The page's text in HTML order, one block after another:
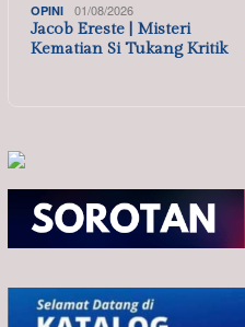
OPINI 01/08/2026
Jacob Ereste | Misteri
Kematian Si Tukang Kritik